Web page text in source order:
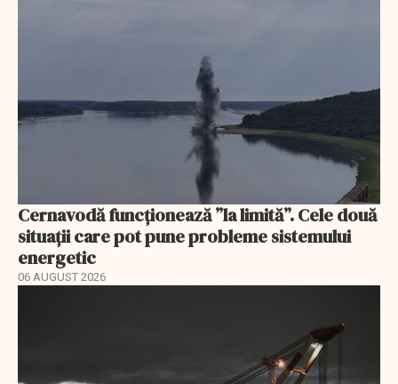
Cernavodă funcționează ”la limită”. Cele două
situații care pot pune probleme sistemului
energetic
06 AUGUST 2026